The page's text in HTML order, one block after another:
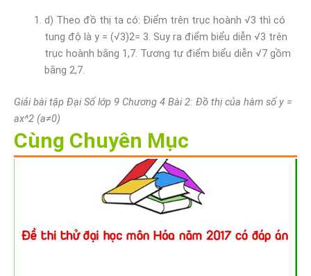
d) Theo đồ thị ta có: Điểm trên trục hoành √3 thì có
tung độ là y = (√3)2= 3. Suy ra điểm biểu diễn √3 trên
trục hoành bằng 1,7. Tương tự điểm biểu diễn √7 gồm
bằng 2,7.
Giải bài tập Đại Số lớp 9 Chương 4 Bài 2: Đồ thị của hàm số y =
ax^2 (a≠0)
Cùng Chuyên Mục